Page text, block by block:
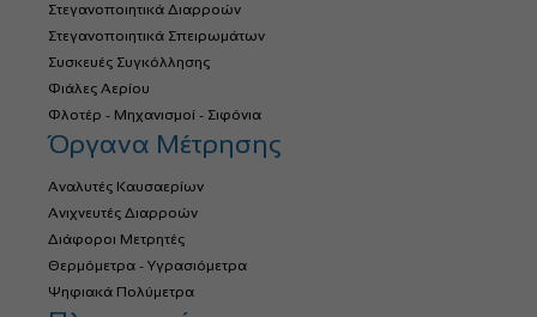
Στεγανοποιητικά Διαρροών
Στεγανοποιητικά Σπειρωμάτων
Συσκευές Συγκόλλησης
Φιάλες Αερίου
Φλοτέρ - Μηχανισμοί - Σιφόνια
Όργανα Μέτρησης
Αναλυτές Καυσαερίων
Ανιχνευτές Διαρροών
Διάφοροι Μετρητές
Θερμόμετρα - Υγρασιόμετρα
Ψηφιακά Πολύμετρα